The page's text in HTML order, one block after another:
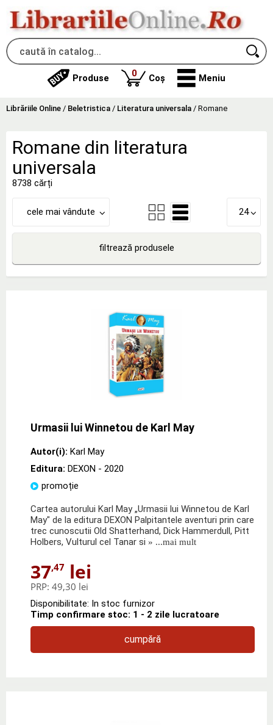
Produse 0produse
Coș Meniu
Librăriile Online / Beletristica / Literatura universala / Romane
Romane din literatura
universala
8738 cărți
cele mai vândute 24
filtrează produsele
Urmasii lui Winnetou de Karl May
Autor(i): Karl May
Editura: DEXON - 2020
promoție
Cartea autorului Karl May „Urmasii lui Winnetou de Karl
May" de la editura DEXON Palpitantele aventuri prin care
trec cunoscutii Old Shatterhand, Dick Hammerdull, Pitt
Holbers, Vulturul cel Tanar si » ...mai mult
37,47 lei
PRP: 49,30 lei
Disponibilitate: In stoc furnizor
Timp confirmare stoc: 1 - 2 zile lucratoare
cumpără